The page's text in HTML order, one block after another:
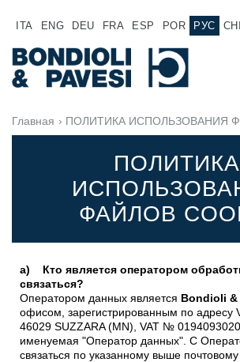
ITA ENG DEU FRA ESP POR РУС CHI
ОБЛАСТИ ПРИМЕНЕНИЕЯ
РАБОТА У НАС
ДОКУМЕНТАЦИЯ
Силовая Передача
Карданные передачи
Стандартные Редукторы
Редукторы с параллельными валами
Редукторы специального назначения
Pедукторы привода насоса
Многодисковые сцепления с
Шестеренные насосы и моторы
Главная › ПОЛИТИКА ИСПОЛЬЗОВАНИЯ
ПОЛИТИКА
ФАЙЛОВ
a) Кто является оператором
связаться?
Оператором данных является Bondioli &
офисом, зарегистрированным по адресу
46029 SUZZARA (MN), VAT №
именуемая "Оператор данных". С
связаться по указанному выше